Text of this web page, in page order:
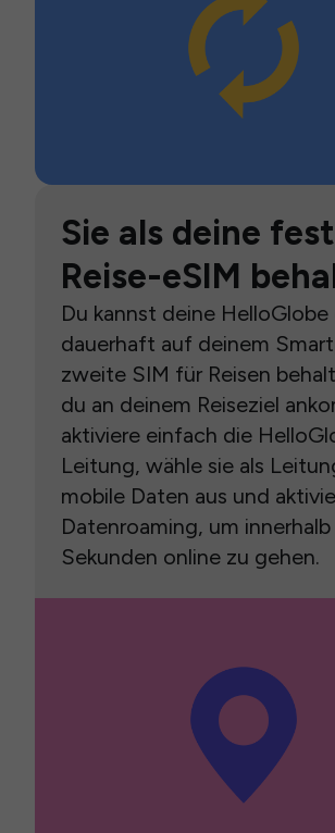
Sie als deine
Reise-eSIM
Du kannst deine HelloGlobe
dauerhaft auf deinem
zweite SIM für Reisen
du an deinem Reiseziel
aktiviere einfach die
Leitung, wähle sie als
mobile Daten aus und
Datenroaming, um
Sekunden online zu gehen.